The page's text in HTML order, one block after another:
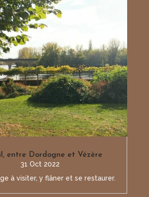
entre Dordogne et Vézère
31 Oct 2022
à visiter, y flâner et se restaurer.